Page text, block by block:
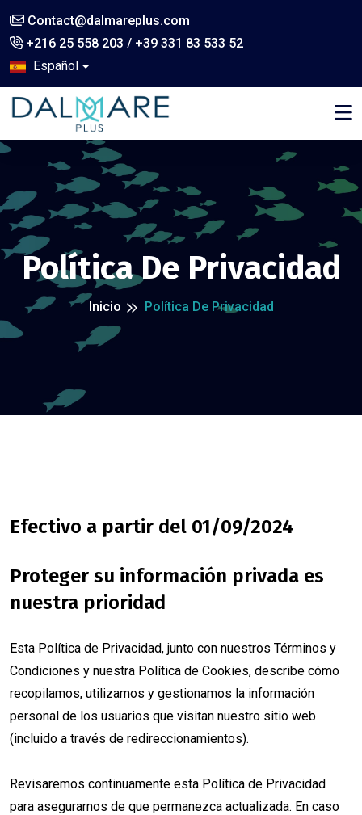
Contact@dalmareplus.com
+216 25 558 203 / +39 331 83 533 52
Español
,
Política De Privacidad
Inicio Política De Privacidad
Efectivo a partir del 01/09/2024
Proteger su información privada es
nuestra prioridad
Esta Política de Privacidad, junto con nuestros Términos y
Condiciones y nuestra Política de Cookies, describe cómo
recopilamos, utilizamos y gestionamos la información
personal de los usuarios que visitan nuestro sitio web
(incluido a través de redireccionamientos).
Revisaremos continuamente esta Política de Privacidad
para asegurarnos de que permanezca actualizada. En caso